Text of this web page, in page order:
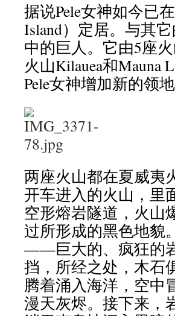
据说Pele女神如今
Island）定居。与其
中的巨人。它由5座
火山Kilauea和Mauna
Pele女神增加新的领地
两座火山都在夏威夷
开车进入的火山，里
空形熔岩隧道，火山
过所形成的黑色地貌
——巨大的、疯狂的
挡，所经之处，木石
腾着涌入海洋，空中
漫天灰烬。接下来，